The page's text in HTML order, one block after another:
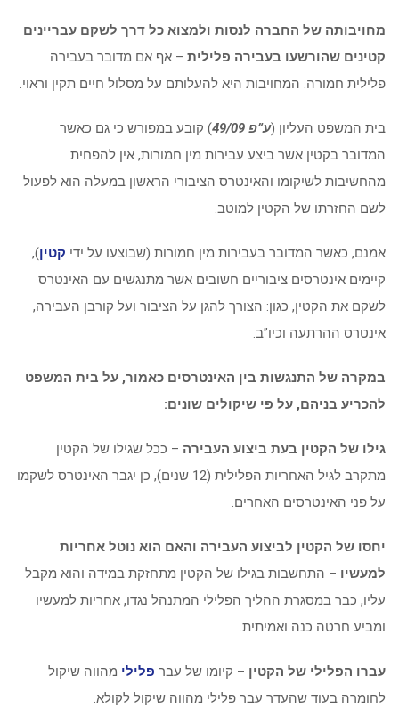
מחויבותה של החברה לנסות ולמצוא כל דרך לשקם עבריינים
קטינים שהורשעו בעבירה פלילית – אף אם מדובר בעבירה
פלילית חמורה. המחויבות היא להעלותם על מסלול חיים תקין וראוי.
בית המשפט העליון (ע”פ 49/09
) קובע במפורש כי גם כאשר
המדובר בקטין אשר ביצע עבירות מין חמורות, אין להפחית
מהחשיבות לשיקומו והאינטרס הציבורי הראשון במעלה הוא לפעול
לשם החזרתו של הקטין למוטב.
אמנם, כאשר המדובר בעבירות מין חמורות (שבוצעו על ידי קטין),
קיימים אינטרסים ציבוריים חשובים אשר מתנגשים עם האינטרס
לשקם את הקטין, כגון: הצורך להגן על הציבור ועל קורבן העבירה,
אינטרס ההרתעה וכיו”ב.
במקרה של התנגשות בין האינטרסים כאמור, על בית המשפט
להכריע בניהם, על פי שיקולים שונים:
גילו של הקטין בעת ביצוע העבירה – ככל שגילו של הקטין
מתקרב לגיל האחריות הפלילית (12 שנים), כן יגבר האינטרס לשקמו
על פני האינטרסים האחרים.
יחסו של הקטין לביצוע העבירה והאם הוא נוטל אחריות
למעשיו – התחשבות בגילו של הקטין מתחזקת במידה והוא מקבל
עליו, כבר במסגרת ההליך הפלילי המתנהל נגדו, אחריות למעשיו
ומביע חרטה כנה ואמיתית.
עברו הפלילי של הקטין – קיומו של עבר פלילי מהווה שיקול
לחומרה בעוד שהעדר עבר פלילי מהווה שיקול לקולא.